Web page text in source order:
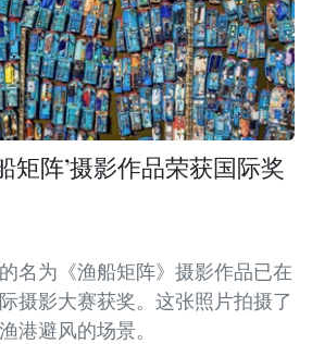
矩阵’摄影作品荣获国际奖
名为《渔船矩阵》摄影作品已在
摄影大赛获奖。这张照片拍摄了
港避风的场景。